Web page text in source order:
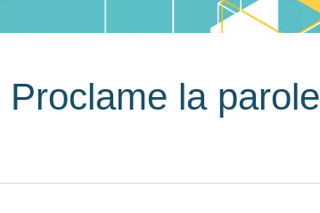
Proclame la parole